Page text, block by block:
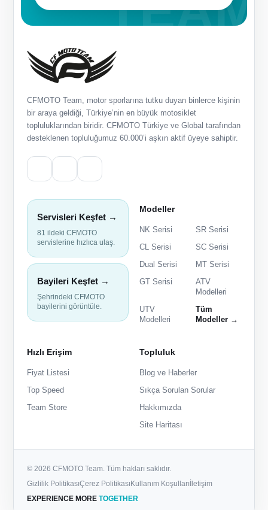
CFMOTO Team, motor sporlarına tutku duyan binlerce kişinin
bir araya geldiği, Türkiye’nin en büyük motosiklet
topluluklarından biridir. CFMOTO Türkiye ve Global tarafından
desteklenen topluluğumuz 60.000’i aşkın aktif üyeye sahiptir.
Servisleri Keşfet →
81 ildeki CFMOTO
servislerine hızlıca ulaş.
Bayileri Keşfet →
Şehrindeki CFMOTO
bayilerini görüntüle.
Modeller
NK Serisi
SR Serisi
CL Serisi
SC Serisi
Dual Serisi
MT Serisi
GT Serisi
ATV
Modelleri
UTV
Modelleri
Tüm
Modeller →
Hızlı Erişim
Fiyat Listesi
Top Speed
Team Store
Topluluk
Blog ve Haberler
Sıkça Sorulan Sorular
Hakkımızda
Site Haritası
© 2026 CFMOTO Team. Tüm hakları saklıdır.
Gizlilik PolitikasıÇerez PolitikasıKullanım Koşulları İletişim
EXPERIENCE MORE TOGETHER